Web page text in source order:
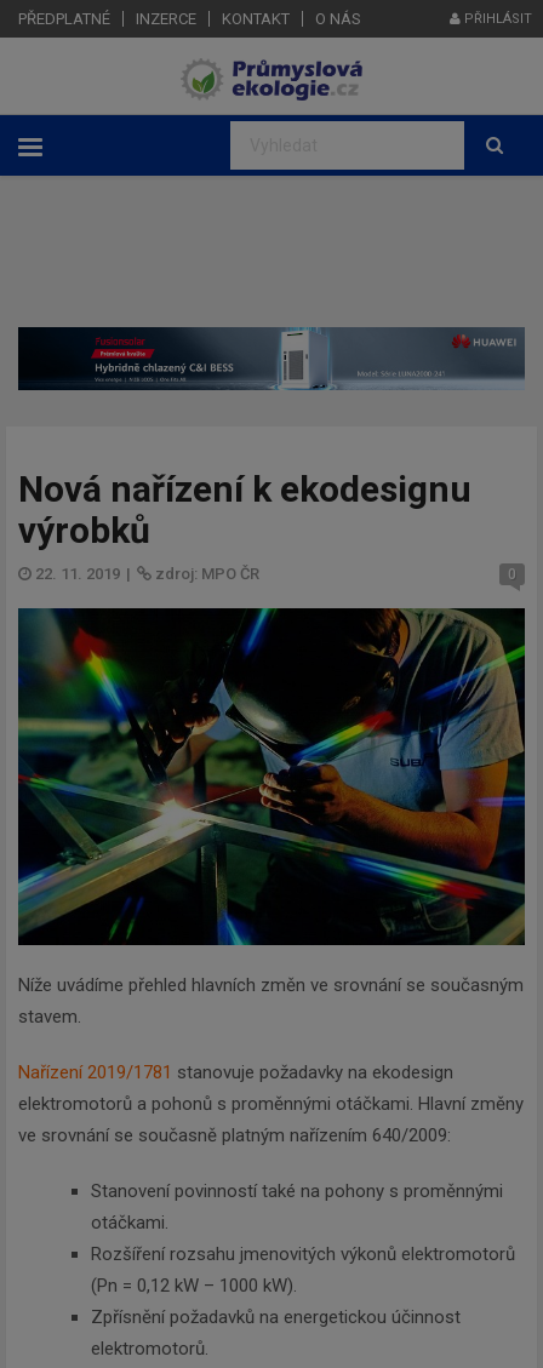
PŘEDPLATNÉ INZERCE KONTAKT O NÁS PŘIHLÁSIT
Nová nařízení k ekodesignu
výrobků
22. 11. 2019 | zdroj: MPO ČR 0
Níže uvádíme přehled hlavních změn ve srovnání se současným
stavem.
Nařízení 2019/1781 stanovuje požadavky na ekodesign
elektromotorů a pohonů s proměnnými otáčkami. Hlavní změny
ve srovnání se současně platným nařízením 640/2009:
Stanovení povinností také na pohony s proměnnými
otáčkami.
Rozšíření rozsahu jmenovitých výkonů elektromotorů
(Pn = 0,12 kW – 1000 kW).
Zpřísnění požadavků na energetickou účinnost
elektromotorů.